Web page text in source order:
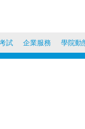
試 企業服務 學院動